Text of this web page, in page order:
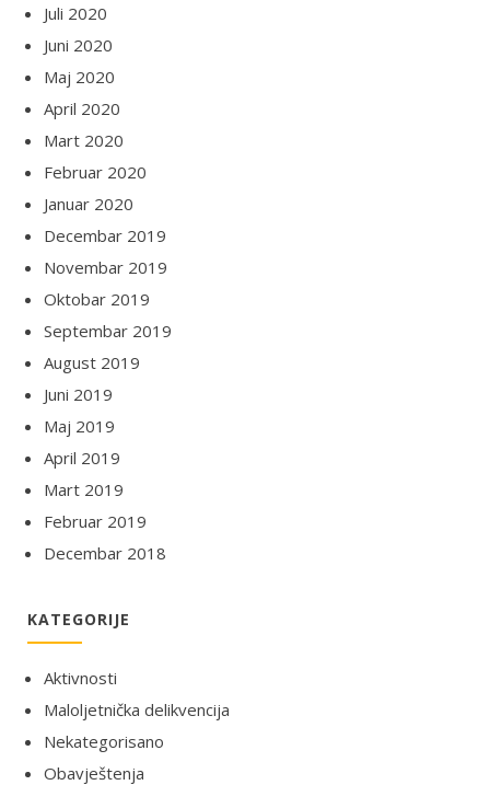
Juli 2020
Juni 2020
Maj 2020
April 2020
Mart 2020
Februar 2020
Januar 2020
Decembar 2019
Novembar 2019
Oktobar 2019
Septembar 2019
August 2019
Juni 2019
Maj 2019
April 2019
Mart 2019
Februar 2019
Decembar 2018
KATEGORIJE
Aktivnosti
Maloljetnička delikvencija
Nekategorisano
Obavještenja